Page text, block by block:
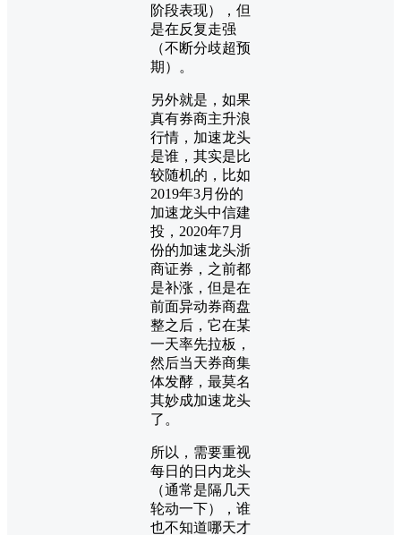
阶段表现），但
是在反复走强
（不断分歧超预
期）。
另外就是，如果
真有券商主升浪
行情，加速龙头
是谁，其实是比
较随机的，比如
2019年3月份的
加速龙头中信建
投，2020年7月
份的加速龙头浙
商证券，之前都
是补涨，但是在
前面异动券商盘
整之后，它在某
一天率先拉板，
然后当天券商集
体发酵，最莫名
其妙成加速龙头
了。
所以，需要重视
每日的日内龙头
（通常是隔几天
轮动一下），谁
也不知道哪天才